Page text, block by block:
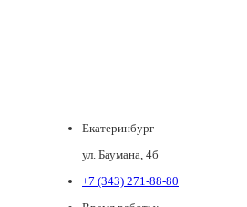
Екатеринбург
ул. Баумана, 4б
+7 (343) 271-88-80